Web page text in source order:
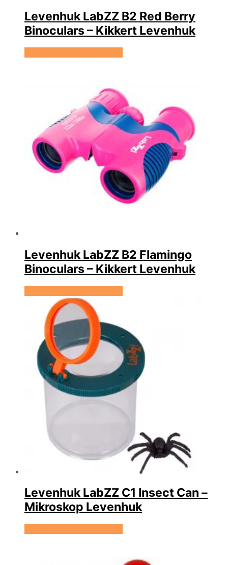
Levenhuk LabZZ B2 Red Berry
Binoculars – Kikkert Levenhuk
Levenhuk LabZZ B2 Flamingo
Binoculars – Kikkert Levenhuk
Levenhuk LabZZ C1 Insect Can –
Mikroskop Levenhuk